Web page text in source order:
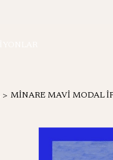
MİNARE MAVİ MODAL